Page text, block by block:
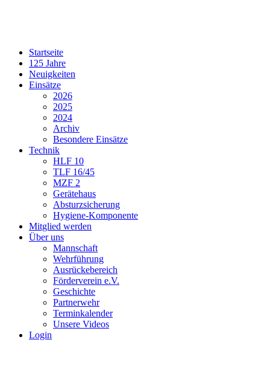
Startseite
125 Jahre
Neuigkeiten
Einsätze
2026
2025
2024
Archiv
Besondere Einsätze
Technik
HLF 10
TLF 16/45
MZF 2
Gerätehaus
Absturzsicherung
Hygiene-Komponente
Mitglied werden
Über uns
Mannschaft
Wehrführung
Ausrückebereich
Förderverein e.V.
Geschichte
Partnerwehr
Terminkalender
Unsere Videos
Login